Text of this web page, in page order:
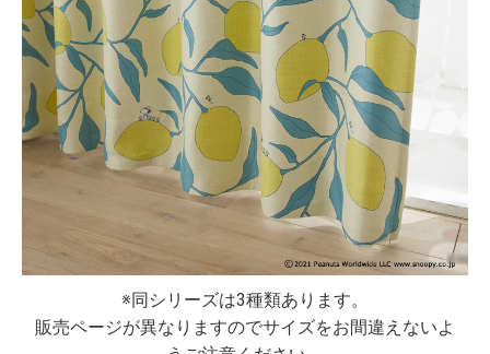
※同シリーズは3種類あります。
販売ページが異なりますのでサイズをお間違えないよ